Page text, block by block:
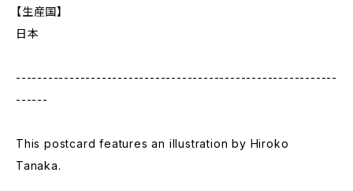
【生産国】
日本
------------------------------------------------------------
------
This postcard features an illustration by Hiroko
Tanaka.